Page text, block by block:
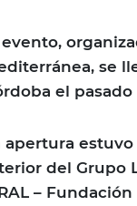
evento,
se
el
apertura
del Grupo
–